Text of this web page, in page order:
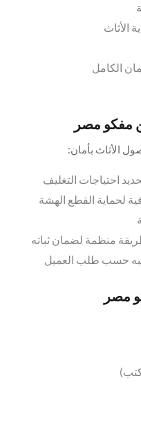
الأثاث
الكامل
مفكو مصر
الأثاث بأمان:
احتياجات التغليف
لحماية القطع الهشة
منظمة لضمان ثباته
حسب طلب العميل
مصر